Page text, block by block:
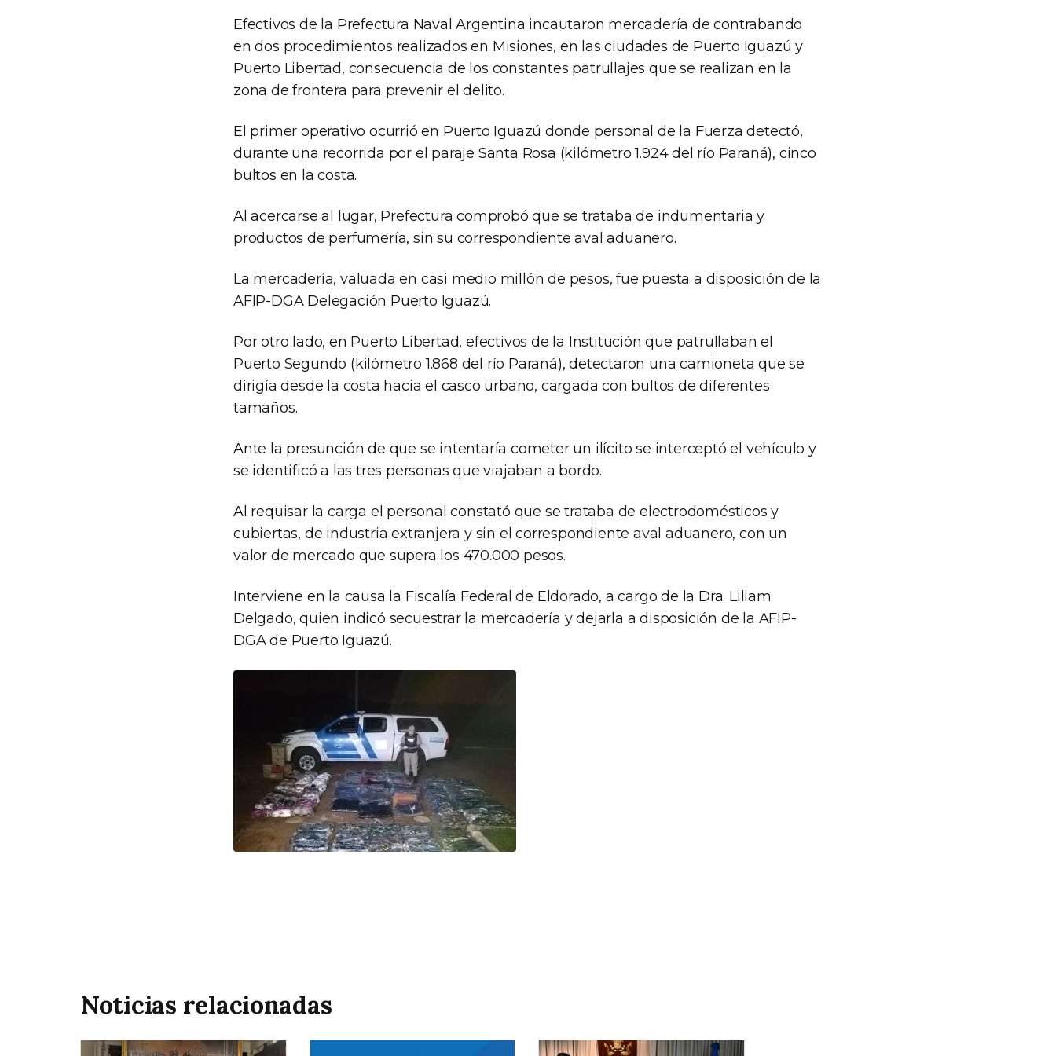
Efectivos de la Prefectura Naval Argentina incautaron mercadería de contrabando
en dos procedimientos realizados en Misiones, en las ciudades de Puerto Iguazú y
Puerto Libertad, consecuencia de los constantes patrullajes que se realizan en la
zona de frontera para prevenir el delito.
El primer operativo ocurrió en Puerto Iguazú donde personal de la Fuerza detectó,
durante una recorrida por el paraje Santa Rosa (kilómetro 1.924 del río Paraná), cinco
bultos en la costa.
Al acercarse al lugar, Prefectura comprobó que se trataba de indumentaria y
productos de perfumería, sin su correspondiente aval aduanero.
La mercadería, valuada en casi medio millón de pesos, fue puesta a disposición de la
AFIP-DGA Delegación Puerto Iguazú.
Por otro lado, en Puerto Libertad, efectivos de la Institución que patrullaban el
Puerto Segundo (kilómetro 1.868 del río Paraná), detectaron una camioneta que se
dirigía desde la costa hacia el casco urbano, cargada con bultos de diferentes
tamaños.
Ante la presunción de que se intentaría cometer un ilícito se interceptó el vehículo y
se identificó a las tres personas que viajaban a bordo.
Al requisar la carga el personal constató que se trataba de electrodomésticos y
cubiertas, de industria extranjera y sin el correspondiente aval aduanero, con un
valor de mercado que supera los 470.000 pesos.
Interviene en la causa la Fiscalía Federal de Eldorado, a cargo de la Dra. Liliam
Delgado, quien indicó secuestrar la mercadería y dejarla a disposición de la AFIP-
DGA de Puerto Iguazú.
Noticias relacionadas